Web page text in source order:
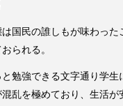
国民の誰しもが味わった
られる。
と勉強できる文字通り学生
乱を極めており、生活が